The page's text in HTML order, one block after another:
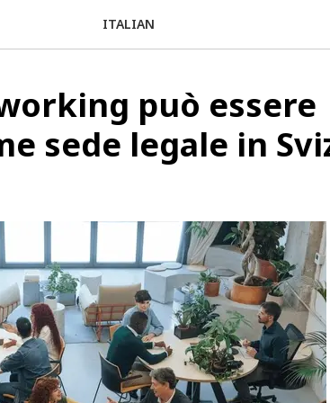
ITALIAN
può essere
sede legale in